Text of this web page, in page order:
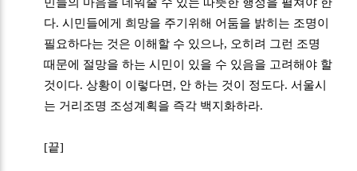
다. 시민들에게 희망을 주기위해 어둠을 밝히는 조명이
필요하다는 것은 이해할 수 있으나, 오히려 그런 조명
때문에 절망을 하는 시민이 있을 수 있음을 고려해야 할
것이다. 상황이 이렇다면, 안 하는 것이 정도다. 서울시
는 거리조명 조성계획을 즉각 백지화하라.
[끝]